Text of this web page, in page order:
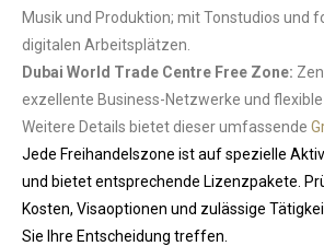
Musik und Produktion; mit Tonstudios und
digitalen Arbeitsplätzen.
Dubai World Trade Centre Free Zone:
exzellente Business-Netzwerke und flexible
Weitere Details bietet dieser umfassende
Jede Freihandelszone ist auf spezielle
und bietet entsprechende Lizenzpakete.
Kosten, Visaoptionen und zulässige
Sie Ihre Entscheidung treffen.